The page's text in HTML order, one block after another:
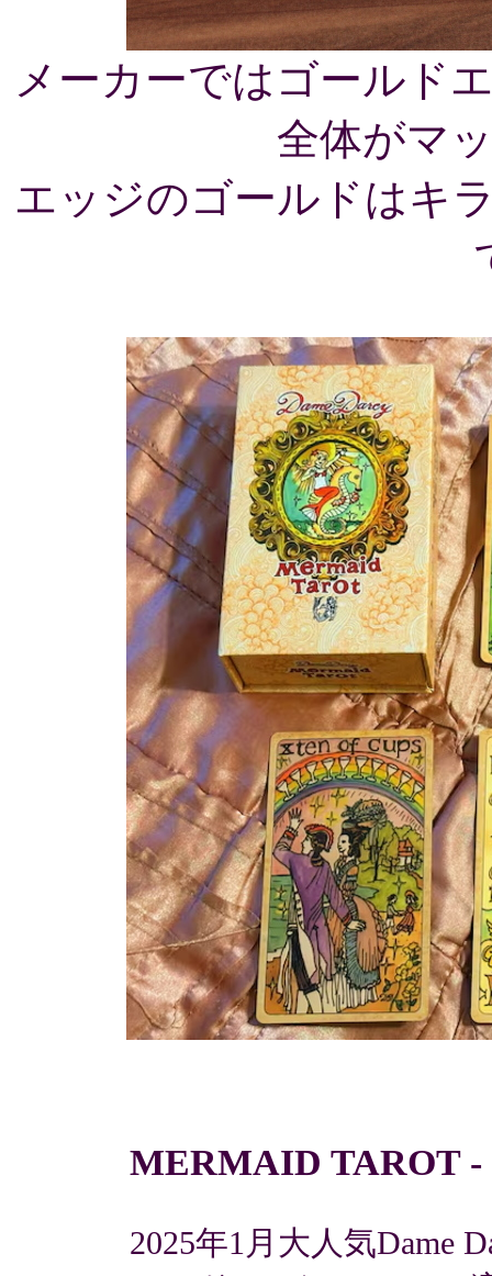
メーカーではゴールド
全体がマ
エッジのゴールドはキ
MERMAID TAROT -
2025年1月大人気Dame